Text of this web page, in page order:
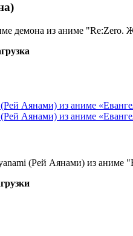
демона из аниме "Re:Zero.
(Рей Аянами) из аниме